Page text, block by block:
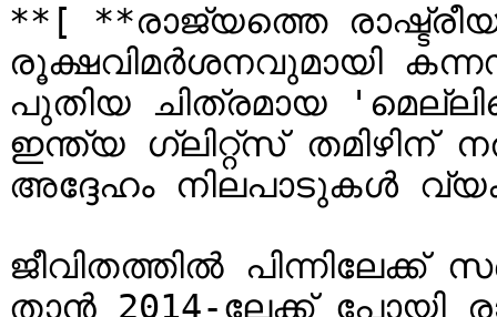
**[ **രാജ്യത്തെ
രൂക്ഷവിമർശനവുമായി
പുതിയ ചിത്രമായ
ഇന്ത്യ ഗ്ലിറ്റ്സ് തമിഴിന്
അദ്ദേഹം നിലപാടുകൾ
ജീവിതത്തിൽ പിന്നിലേക്ക്
താൻ 2014-ലേക്ക് പോയി